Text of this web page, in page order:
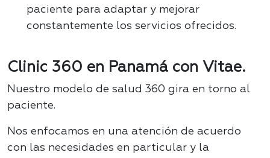
paciente para adaptar y mejorar
constantemente los servicios ofrecidos.
Clinic 360 en Panamá con Vitae.
Nuestro modelo de salud 360 gira en torno al
paciente.
Nos enfocamos en una atención de acuerdo
con las necesidades en particular y la